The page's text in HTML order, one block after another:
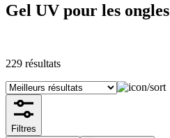
Gel UV pour les ongles
229 résultats
Filtres